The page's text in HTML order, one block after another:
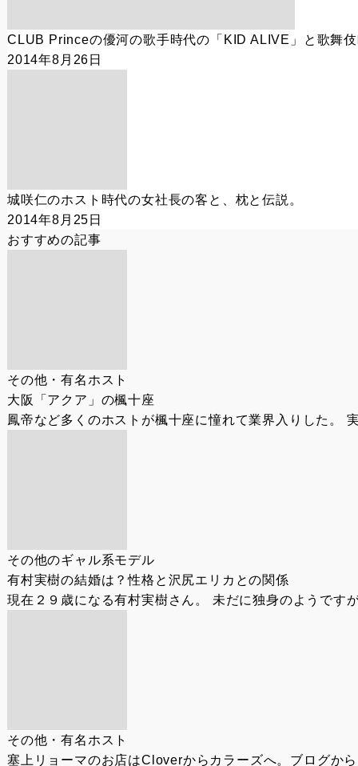
CLUB Princeの優河の歌手時代の「KID ALIVE」と歌舞
2014年8月26日
城咲仁のホスト時代の女社長の客と、枕と伝説。
2014年8月25日
おすすめの記事
その他・有名ホスト
大阪「アクア」の楓十座
鳳帝など多くのホストが楓十座に憧れて業界入りした。
その他のギャル系モデル
有村実樹の結婚は？性格と沢尻エリカとの関係
現在２９歳になる有村実樹さん。 未だに独身のようです
その他・有名ホスト
塞上リョーマのお店はCloverからカラーズへ。ブログか